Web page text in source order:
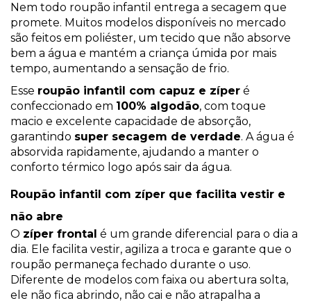
Nem todo roupão infantil entrega a secagem que
promete. Muitos modelos disponíveis no mercado
são feitos em poliéster, um tecido que não absorve
bem a água e mantém a criança úmida por mais
tempo, aumentando a sensação de frio.
Esse roupão infantil com capuz e zíper é
confeccionado em 100% algodão, com toque
macio e excelente capacidade de absorção,
garantindo super secagem de verdade. A água é
absorvida rapidamente, ajudando a manter o
conforto térmico logo após sair da água.
Roupão infantil com zíper que facilita vestir e
não abre
O zíper frontal é um grande diferencial para o dia a
dia. Ele facilita vestir, agiliza a troca e garante que o
roupão permaneça fechado durante o uso.
Diferente de modelos com faixa ou abertura solta,
ele não fica abrindo, não cai e não atrapalha a